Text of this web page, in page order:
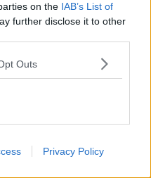
on the IAB’s List of
further disclose it to other
Outs
Privacy Policy
narcisista